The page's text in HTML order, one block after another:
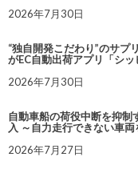
2026年7月30日
“独自開発こだわり”のサプ
がEC自動出荷アプリ「シ
2026年7月30日
自動車船の荷役中断を抑制
入 ～自力走行できない車
2026年7月27日